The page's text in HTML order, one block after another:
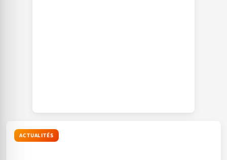
ACTUALITÉS